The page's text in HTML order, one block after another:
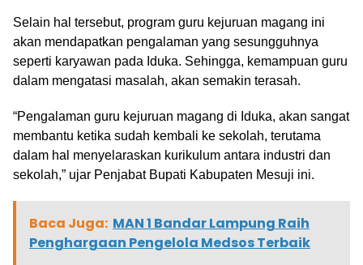
Selain hal tersebut, program guru kejuruan magang ini
akan mendapatkan pengalaman yang sesungguhnya
seperti karyawan pada Iduka. Sehingga, kemampuan guru
dalam mengatasi masalah, akan semakin terasah.
“Pengalaman guru kejuruan magang di Iduka, akan sangat
membantu ketika sudah kembali ke sekolah, terutama
dalam hal menyelaraskan kurikulum antara industri dan
sekolah,” ujar Penjabat Bupati Kabupaten Mesuji ini.
Baca Juga: MAN 1 Bandar Lampung Raih
Penghargaan Pengelola Medsos Terbaik